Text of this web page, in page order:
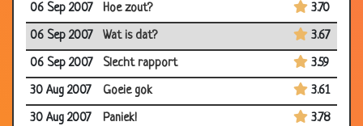
06 Sep 2007
Hoe zout?
3.70
06 Sep 2007
Wat is dat?
3.67
06 Sep 2007
Slecht rapport
3.59
30 Aug 2007
Goeie gok
3.61
30 Aug 2007
Paniek!
3.78